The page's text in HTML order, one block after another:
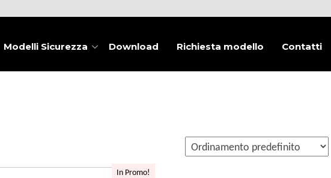
Modelli Sicurezza Download Richiesta modello Contatti
In Promo!